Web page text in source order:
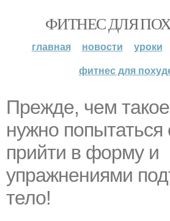
ФИТНЕС ДЛЯ
главная новости уроки
фитнес для
Прежде, чем
нужно
прийти в форму и
упражнениями
тело!